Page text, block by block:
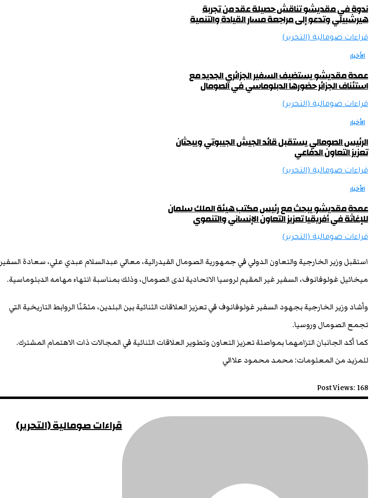
ندوة في مقديشو تناقش حصيلة عقد من تجربة
هيرشبيلي وتدعو إلى مراجعة مسار القيادة والتنمية
قراءات صومالية (التحرير)
الأخبار
عمدة مقديشو يستضيف السفير الجزائري الجديد مع
استئناف الجزائر حضورها الدبلوماسي في الصومال
قراءات صومالية (التحرير)
الأخبار
الرئيس الصومالي يستقبل قائد الجيش الجيبوتي ويبحثان
تعزيز التعاون الدفاعي
قراءات صومالية (التحرير)
الأخبار
عمدة مقديشو يبحث مع رئيس مكتب هيئة الملك سلمان
للإغاثة في أفريقيا تعزيز التعاون الإنساني والتنموي
قراءات صومالية (التحرير)
استقبل وزير الخارجية والتعاون الدولي في جمهورية الصومال الفيدرالية، معالي عبدالسلام عبدي علي، سعادة السفير
ميخائيل غولوفانوف، السفير غير المقيم لروسيا الاتحادية لدى الصومال، وذلك بمناسبة انتهاء مهامه الدبلوماسية.
وأشاد وزير الخارجية بجهود السفير غولوفانوف في تعزيز العلاقات الثنائية بين البلدين، مثمّنًا الروابط التاريخية التي
تجمع الصومال وروسيا.
كما أكد الجانبان التزامهما بمواصلة تعزيز التعاون وتطوير العلاقات الثنائية في المجالات ذات الاهتمام المشترك.
للمزيد من المعلومات: محمد محمود علاالي
Post Views: 168
قراءات صومالية (التحرير)